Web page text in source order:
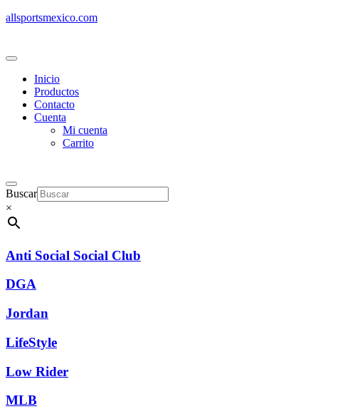
allsportsmexico.com
Inicio
Productos
Contacto
Cuenta
Mi cuenta
Carrito
Buscar
×
Anti Social Social Club
DGA
Jordan
LifeStyle
Low Rider
MLB